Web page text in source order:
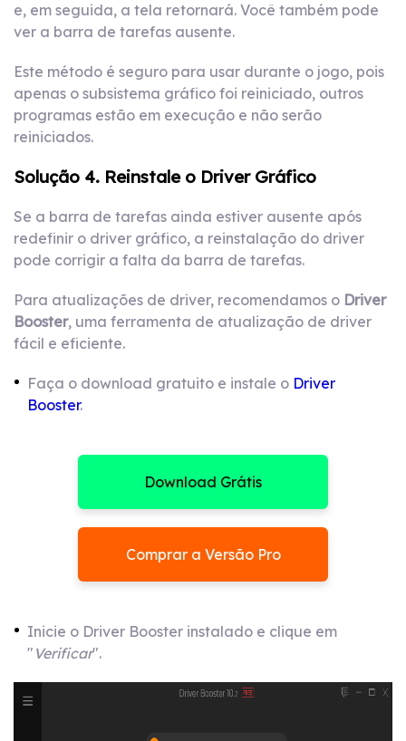
e, em seguida, a tela retornará. Você também pode
ver a barra de tarefas ausente.
Este método é seguro para usar durante o jogo, pois
apenas o subsistema gráfico foi reiniciado, outros
programas estão em execução e não serão
reiniciados.
Solução 4. Reinstale o Driver Gráfico
Se a barra de tarefas ainda estiver ausente após
redefinir o driver gráfico, a reinstalação do driver
pode corrigir a falta da barra de tarefas.
Para atualizações de driver, recomendamos o Driver
Booster, uma ferramenta de atualização de driver
fácil e eficiente.
Faça o download gratuito e instale o Driver
Booster.
Download Grátis
Comprar a Versão Pro
Inicie o Driver Booster instalado e clique em
" Verificar".